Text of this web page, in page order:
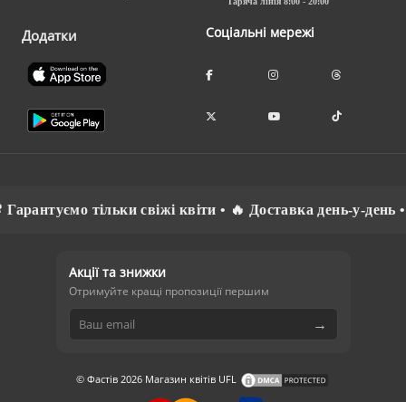
Додатки Соціальні мережі
тільки свіжі квіти • 🔥 Доставка день-у-день • ⚡
Акції та знижки
Отримуйте кращі пропозиції першим
→
© Фастів 2026 Магазин квітів UFL